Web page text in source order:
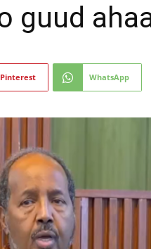
guud
Pinterest WhatsApp